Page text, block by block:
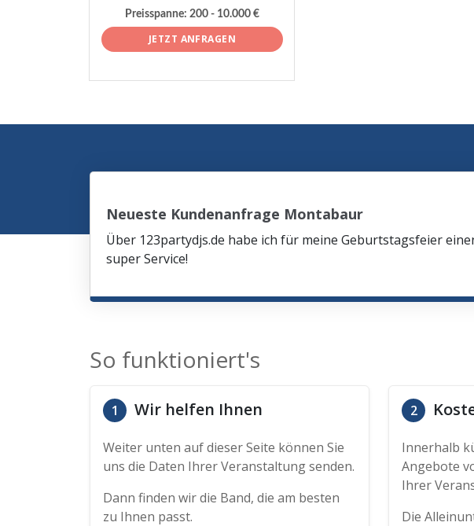
Preisspanne: 200 - 10.000 €
JETZT ANFRAGEN
Neueste Kundenanfrage Montabaur
Über 123partydjs.de habe ich für meine Geburtstagsfeier
super Service!
So funktioniert's
1 Wir helfen Ihnen
Weiter unten auf dieser Seite können Sie
uns die Daten Ihrer Veranstaltung senden.
Dann finden wir die Band, die am besten
zu Ihnen passt.
2
Innerhalb
Angebote
Ihrer
Die